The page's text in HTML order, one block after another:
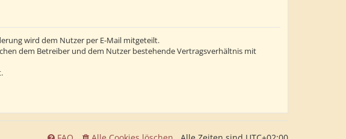
wird dem Nutzer per E-Mail mitgeteilt.
dem Betreiber und dem Nutzer bestehende Vertragsverhältnis mit